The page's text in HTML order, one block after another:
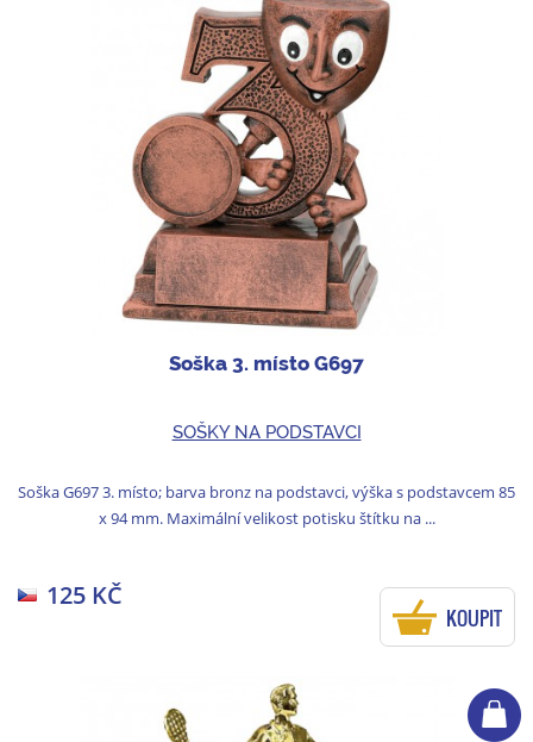
Soška 3. místo G697
SOŠKY NA PODSTAVCI
Soška G697 3. místo; barva bronz na podstavci, výška s podstavcem 85
x 94 mm. Maximální velikost potisku štítku na ...
125 KČ
KOUPIT